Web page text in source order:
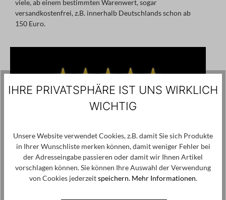
viele, ab einem bestimmten Warenwert, sogar
versandkostenfrei, z.B. innerhalb Deutschlands schon ab
150 Euro.
IHRE PRIVATSPHÄRE IST UNS WIRKLICH
WICHTIG
Unsere Website verwendet Cookies, z.B. damit Sie sich Produkte
in Ihrer Wunschliste merken können, damit weniger Fehler bei
der Adresseingabe passieren oder damit wir Ihnen Artikel
vorschlagen können. Sie können Ihre Auswahl der Verwendung
von Cookies jederzeitspeichern. Mehr Informationen.